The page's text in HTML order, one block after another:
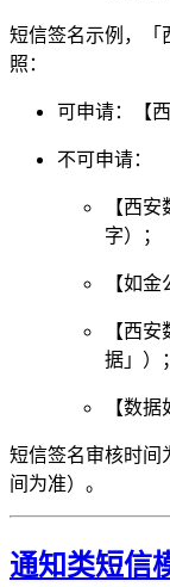
短信签名示例，「
照：
可申请：【
不可申请：
【西
字）；
【如
【西
据」）；
【数
短信签名审核时间
间为准）。
通知类短信